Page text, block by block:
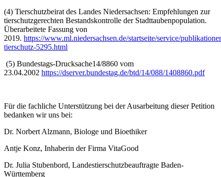
(4) Tierschutzbeirat des Landes Niedersachsen: Empfehlungen zur
tierschutzgerechten Bestandskontrolle der Stadttaubenpopulation.
Überarbeitete Fassung von
2019. https://www.ml.niedersachsen.de/startseite/service/
tierschutz-5295.html
(5) Bundestags-Drucksache14/8860 vom
23.04.2002 https://dserver.bundestag.de/btd/14/088/1408860.pdf
Für die fachliche Unterstützung bei der Ausarbeitung dieser Petition
bedanken wir uns bei:
Dr. Norbert Alzmann, Biologe und Bioethiker
Antje Konz, Inhaberin der Firma VitaGood
Dr. Julia Stubenbord, Landestierschutzbeauftragte Baden-
Württemberg